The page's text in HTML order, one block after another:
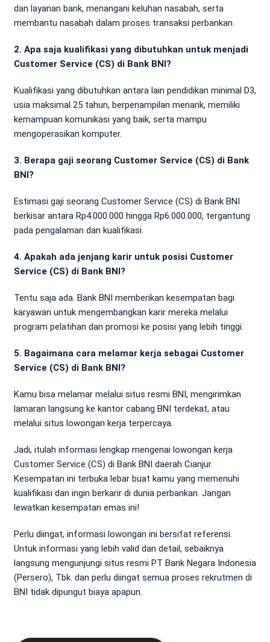
dan layanan bank, menangani keluhan nasabah, serta
membantu nasabah dalam proses transaksi perbankan.
2. Apa saja kualifikasi yang dibutuhkan untuk menjadi
Customer Service (CS) di Bank BNI?
Kualifikasi yang dibutuhkan antara lain pendidikan minimal D3,
usia maksimal 25 tahun, berpenampilan menarik, memiliki
kemampuan komunikasi yang baik, serta mampu
mengoperasikan komputer.
3. Berapa gaji seorang Customer Service (CS) di Bank
BNI?
Estimasi gaji seorang Customer Service (CS) di Bank BNI
berkisar antara Rp4.000.000 hingga Rp6.000.000, tergantung
pada pengalaman dan kualifikasi.
4. Apakah ada jenjang karir untuk posisi Customer
Service (CS) di Bank BNI?
Tentu saja ada. Bank BNI memberikan kesempatan bagi
karyawan untuk mengembangkan karir mereka melalui
program pelatihan dan promosi ke posisi yang lebih tinggi.
5. Bagaimana cara melamar kerja sebagai Customer
Service (CS) di Bank BNI?
Kamu bisa melamar melalui situs resmi BNI, mengirimkan
lamaran langsung ke kantor cabang BNI terdekat, atau
melalui situs lowongan kerja terpercaya.
Jadi, itulah informasi lengkap mengenai lowongan kerja
Customer Service (CS) di Bank BNI daerah Cianjur.
Kesempatan ini terbuka lebar buat kamu yang memenuhi
kualifikasi dan ingin berkarir di dunia perbankan. Jangan
lewatkan kesempatan emas ini!
Perlu diingat, informasi lowongan ini bersifat referensi.
Untuk informasi yang lebih valid dan detail, sebaiknya
langsung mengunjungi situs resmi PT Bank Negara Indonesia
(Persero), Tbk. dan perlu diingat semua proses rekrutmen di
BNI tidak dipungut biaya apapun.